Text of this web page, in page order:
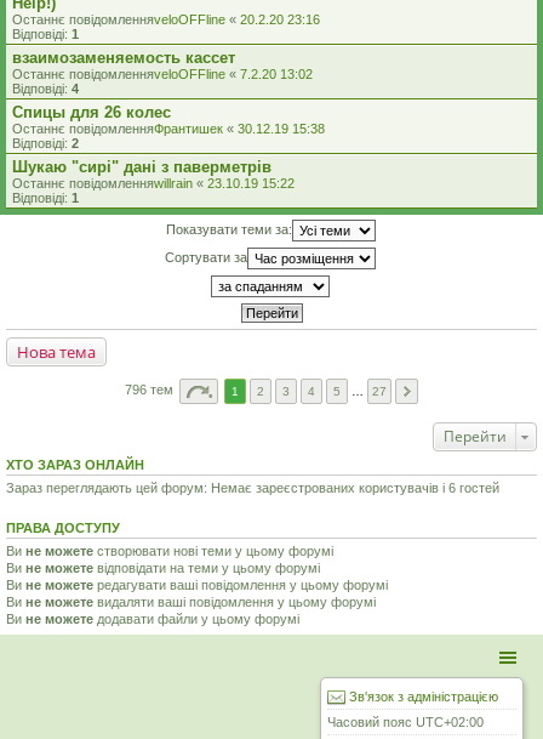
Останнє повідомленняveloOFFline « 20.2.20 23:16
Відповіді: 1
взаимозаменяемость кассет
Останнє повідомленняveloOFFline « 7.2.20 13:02
Відповіді: 4
Спицы для 26 колес
Останнє повідомленняФрантишек « 30.12.19 15:38
Відповіді: 2
Шукаю "сирі" дані з паверметрів
Останнє повідомленняwillrain « 23.10.19 15:22
Відповіді: 1
Показувати теми за:
Сортувати за
Нова тема
796 тем 1 2 3 4 5 27
Перейти
ХТО ЗАРАЗ ОНЛАЙН
Зараз переглядають цей форум: Немає зареєстрованих користувачів і 6 гостей
ПРАВА ДОСТУПУ
Ви не можете створювати нові теми у цьому форумі
Ви не можете відповідати на теми у цьому форумі
Ви не можете редагувати ваші повідомлення у цьому форумі
Ви не можете видаляти ваші повідомлення у цьому форумі
Ви не можете додавати файли у цьому форумі
Зв'язок з адміністрацією
Часовий пояс UTC+02:00